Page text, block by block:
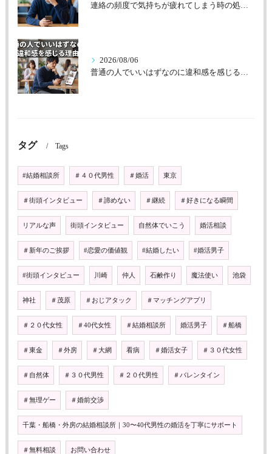
連絡の頻度で気持ちが疲れてしまう時の処方箋
2026/08/06
普通の人でいいはずなのに違和感を感じる理由
タグ Tags
#結婚相談所 ＃４０代男性 ＃婚活 東京
＃街頭インタビュー ＃諦めない ＃継続 ＃好きになる瞬間
リアルな声 街頭インタビュー 自然体でいこう 婚活相談
＃新年のご挨拶 #恋愛の価値観 #結婚したい #婚活男子
#街頭インタビュー 川崎 仲人 石鹸作り 魔法使い 池袋
神社 ＃茂原 ＃おじアタック ＃マッチングアプリ
＃２０代女性 ＃40代女性 ＃結婚相談所 婚活男子 ＃船橋
＃東金 ＃外房 ＃大網 看病 ＃婚活女子 ＃３０代女性
＃自然体 ＃３０代男性 ＃２０代男性 ＃バレンタイン
＃無理ゲー ＃婚前交渉
千葉・船橋・外房の結婚相談所｜30〜40代男性の婚活を丁寧にサポート
＃無料相談 お問い合わせ